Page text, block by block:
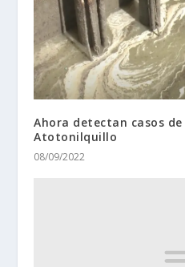
Ahora detectan casos
Atotonilquillo
08/09/2022